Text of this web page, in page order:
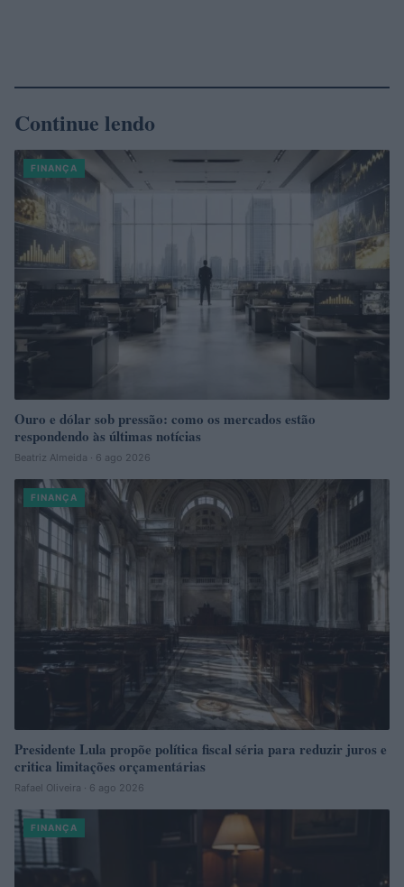
Continue lendo
FINANÇA
Ouro e dólar sob pressão: como os mercados estão
respondendo às últimas notícias
Beatriz Almeida · 6 ago 2026
FINANÇA
Presidente Lula propõe política fiscal séria para reduzir juros e
critica limitações orçamentárias
Rafael Oliveira · 6 ago 2026
FINANÇA